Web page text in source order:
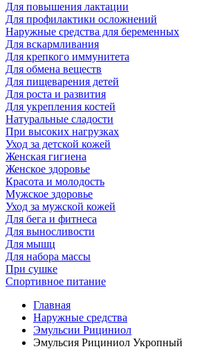
Для повышения лактации
Для профилактики осложнений
Наружные средства для беременных
Для вскармливания
Для крепкого иммунитета
Для обмена веществ
Для пищеварения детей
Для роста и развития
Для укрепления костей
Натуральные сладости
При высоких нагрузках
Уход за детской кожей
Женская гигиена
Женское здоровье
Красота и молодость
Мужское здоровье
Уход за мужской кожей
Для бега и фитнеса
Для выносливости
Для мышц
Для набора массы
При сушке
Спортивное питание
Главная
Наружные средства
Эмульсии Рициниол
Эмульсия Рициниол Укропный